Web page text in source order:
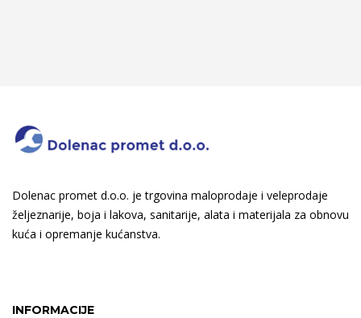
Dolenac promet d.o.o. je trgovina maloprodaje i veleprodaje
željeznarije, boja i lakova, sanitarije, alata i materijala za obnovu
kuća i opremanje kućanstva.
INFORMACIJE